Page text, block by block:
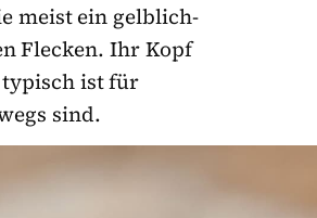
meist ein gelblich-
Flecken. Ihr Kopf
ist für
sind.